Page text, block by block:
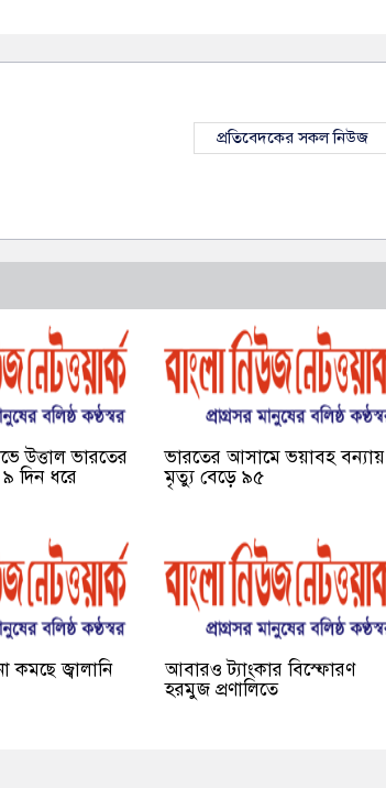
প্রতিবেদকের সকল নিউজ
উত্তাল ভারতের
দিন ধরে
ভারতের আসামে ভয়াবহ বন্যায়
মৃত্যু বেড়ে ৯৫
কমছে জ্বালানি
আবারও ট্যাংকার বিস্ফোরণ
হরমুজ প্রণালিতে